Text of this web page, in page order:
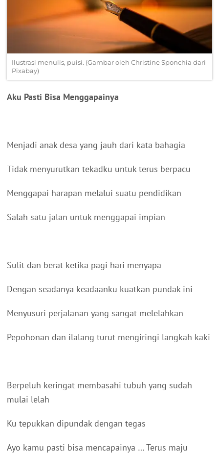
Ilustrasi menulis, puisi. (Gambar oleh Christine Sponchia dari
Pixabay)
Aku Pasti Bisa Menggapainya
Menjadi anak desa yang jauh dari kata bahagia
Tidak menyurutkan tekadku untuk terus berpacu
Menggapai harapan melalui suatu pendidikan
Salah satu jalan untuk menggapai impian
Sulit dan berat ketika pagi hari menyapa
Dengan seadanya keadaanku kuatkan pundak ini
Menyusuri perjalanan yang sangat melelahkan
Pepohonan dan ilalang turut mengiringi langkah kaki
Berpeluh keringat membasahi tubuh yang sudah
mulai lelah
Ku tepukkan dipundak dengan tegas
Ayo kamu pasti bisa mencapainya … Terus maju